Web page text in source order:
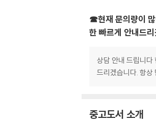
☎현재 문의량이 많
한 빠르게 안내드
상담 안내 드립니다
드리겠습니다. 항상
중고도서 소개